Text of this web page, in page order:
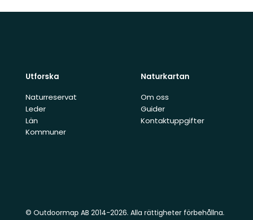
Utforska
Naturreservat
Leder
Län
Kommuner
Naturkartan
Om oss
Guider
Kontaktuppgifter
© Outdoormap AB 2014-2026. Alla rättigheter förbehållna.